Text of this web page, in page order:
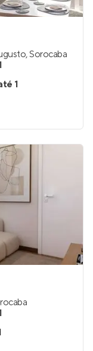
,Sorocaba
1